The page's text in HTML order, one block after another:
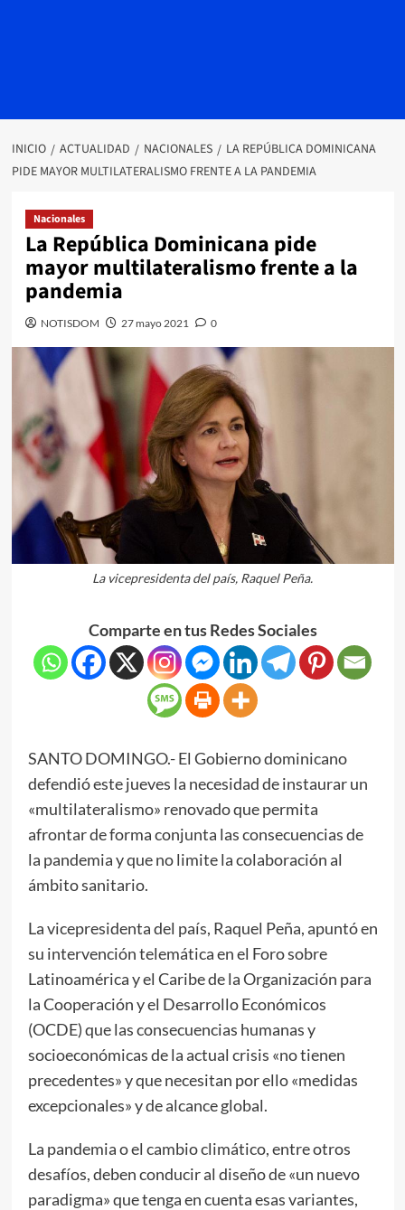
INICIO ACTUALIDAD NACIONALES
LA REPÚBLICA DOMINICANA
PIDE MAYOR MULTILATERALISMO FRENTE A LA PANDEMIA
Nacionales
La República Dominicana pide
mayor multilateralismo frente a la
pandemia
NOTISDOM 27 mayo 2021 0
La vicepresidenta del país, Raquel Peña.
Comparte en tus Redes Sociales
SANTO DOMINGO.- El Gobierno dominicano
defendió este jueves la necesidad de instaurar un
«multilateralismo» renovado que permita
afrontar de forma conjunta las consecuencias de
la pandemia y que no limite la colaboración al
ámbito sanitario.
La vicepresidenta del país, Raquel Peña, apuntó en
su intervención telemática en el Foro sobre
Latinoamérica y el Caribe de la Organización para
la Cooperación y el Desarrollo Económicos
(OCDE) que las consecuencias humanas y
socioeconómicas de la actual crisis «no tienen
precedentes» y que necesitan por ello «medidas
excepcionales» y de alcance global.
La pandemia o el cambio climático, entre otros
desafíos, deben conducir al diseño de «un nuevo
paradigma» que tenga en cuenta esas variantes,